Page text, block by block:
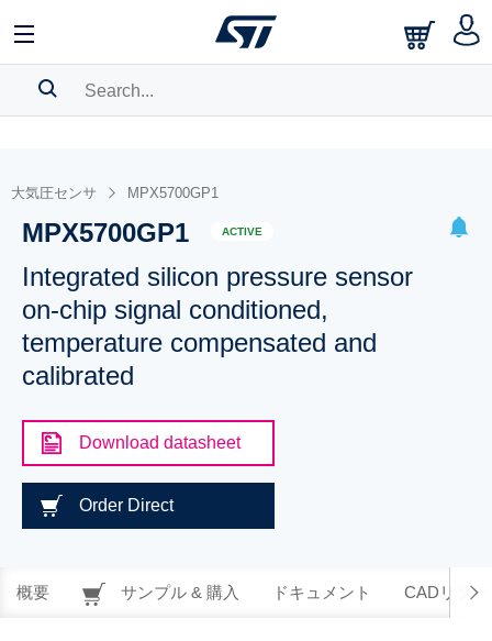
BOOKMARK
Pleaselog into show your saved searches.
大気圧センサ MPX5700GP1
MPX5700GP1 ACTIVE
Integrated silicon pressure sensor
on-chip signal conditioned,
temperature compensated and
calibrated
Download datasheet
Order Direct
概要 サンプル & 購入 ドキュメント CADリソー